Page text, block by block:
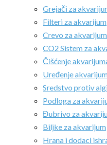
Grejači za
Filteri za akvarijum
Crevo za akvarijum
CO2 Sistem za
Čišćenje
Uređenje
Sredstvo protiv
Podloga za
Đubrivo za
Biljke za akvarijum
Hrana i dodaci